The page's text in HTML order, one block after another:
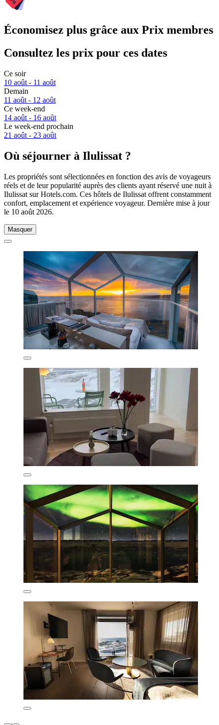
Économisez plus grâce aux Prix membres
Consultez les prix pour ces dates
Ce soir
10 août - 11 août
Demain
11 août - 12 août
Ce week-end
14 août - 16 août
Le week-end prochain
21 août - 23 août
Où séjourner à Ilulissat ?
Les propriétés sont sélectionnées en fonction des avis de voyageurs
réels et de leur popularité auprès des clients ayant réservé une nuit à
Ilulissat sur Hotels.com. Ces hôtels de Ilulissat offrent constamment
confort, emplacement et expérience voyageur. Dernière mise à jour
le 10 août 2026.
Masquer